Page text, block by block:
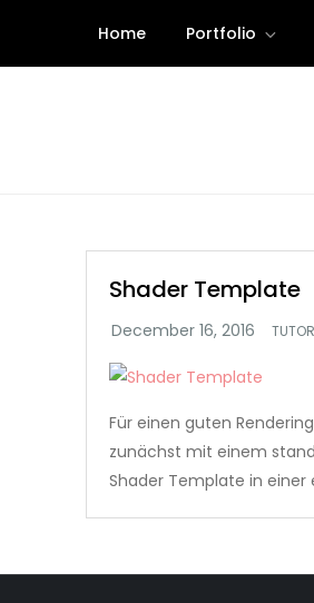
content
Home Portfolio
Shader Template
Für einen guten
zunächst mit einem
Shader Template in einer